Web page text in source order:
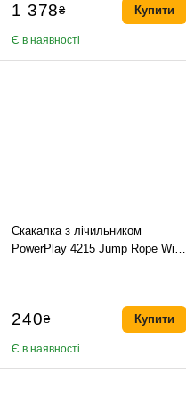
1 378₴
Є в наявності
Купити
Скакалка з лічильником
PowerPlay 4215 Jump Rope With
240₴
Є в наявності
Купити